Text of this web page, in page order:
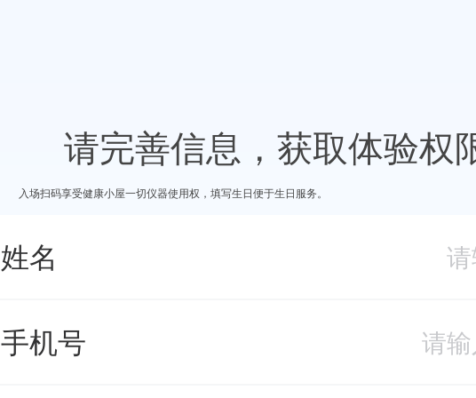
请完善信息，获取体验权
入场扫码享受健康小屋一切仪器使用权，填写生日便于生日服务。
姓名
手机号